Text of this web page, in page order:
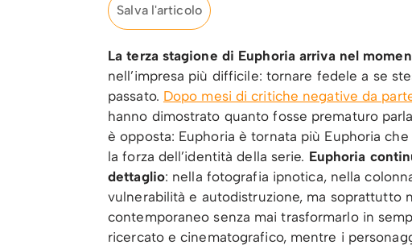
Salva l'articolo
La terza stagione di Euphoria arriva nel
nell’impresa più difficile: tornare fedele a se
passato. Dopo mesi di critiche negative da
hanno dimostrato quanto fosse prematuro
è opposta: Euphoria è tornata più Euphoria
la forza dell’identità della serie. Euphoria
dettaglio: nella fotografia ipnotica, nella
vulnerabilità e autodistruzione, ma soprattutto
contemporaneo senza mai trasformarlo in
ricercato e cinematografico, mentre i